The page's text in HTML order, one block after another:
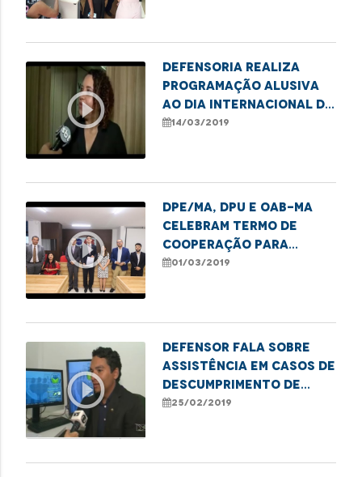
play_circle_outline
Defensoria realiza
programação alusiva
ao Dia Internacional da
Mulher
14/03/2019
play_circle_outline
DPE/MA, DPU e OAB-MA
celebram termo de
cooperação para
atuação conjunta
01/03/2019
play_circle_outline
Defensor fala sobre
assistência em casos de
descumprimento de
decisão judicial
25/02/2019